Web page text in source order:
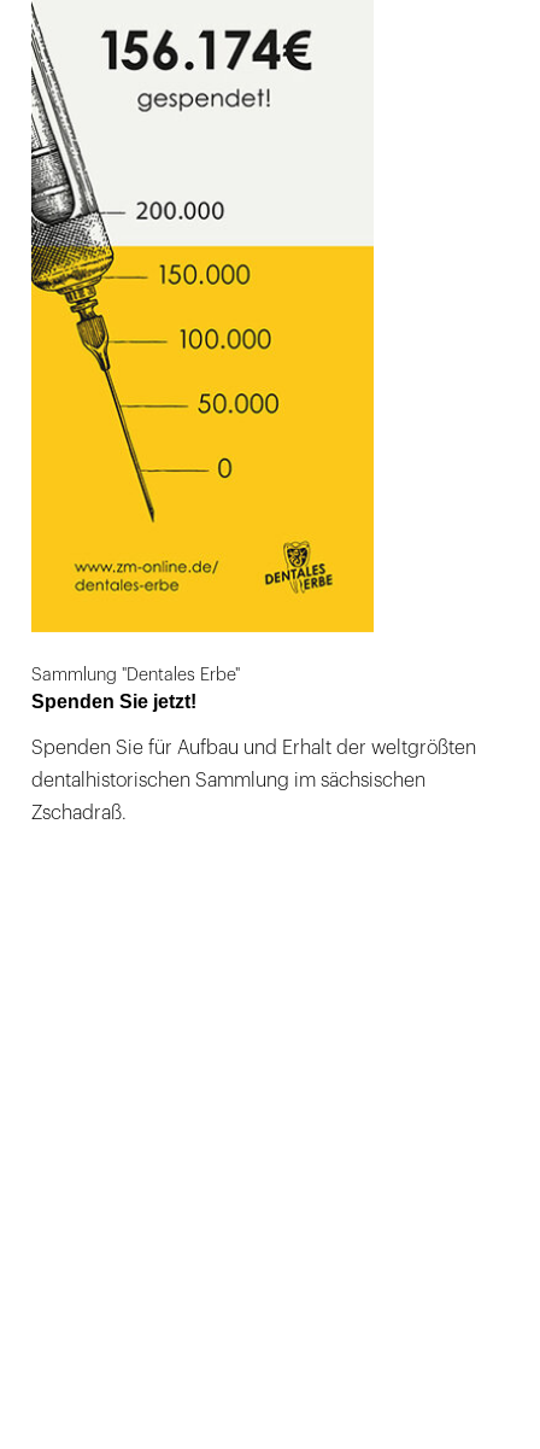
Sammlung "Dentales Erbe"
Spenden Sie jetzt!
Spenden Sie für Aufbau und Erhalt der weltgrößten
dentalhistorischen Sammlung im sächsischen
Zschadraß.